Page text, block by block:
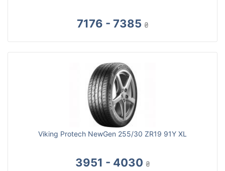
7176 - 7385 ₴
Viking Protech NewGen 255/30 ZR19 91Y XL
3951 - 4030 ₴